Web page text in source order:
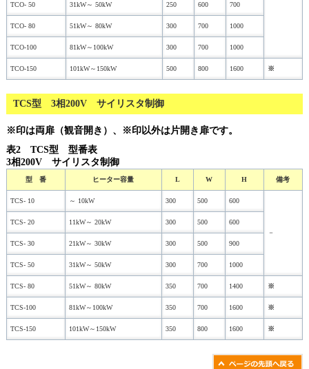
TCO- 50 31kW～ 50kW 250 600 700
TCO- 80 51kW～ 80kW 300 700 1000
TCO-100 81kW～100kW 300 700 1000
TCO-150 101kW～150kW 500 800 1600 ※
TCS型 3相200V サイリスタ制御
※印は両扉（観音開き）、※印以外は片開き扉です。
表2 TCS型 型番表
3相200V サイリスタ制御
型 番 ヒーター容量 L W H 備考
TCS- 10 ～ 10kW 300 500 600
－
TCS- 20 11kW～ 20kW 300 500 600
TCS- 30 21kW～ 30kW 300 500 900
TCS- 50 31kW～ 50kW 300 700 1000
TCS- 80 51kW～ 80kW 350 700 1400 ※
TCS-100 81kW～100kW 350 700 1600 ※
TCS-150 101kW～150kW 350 800 1600 ※